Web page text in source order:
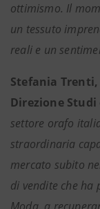
ottimismo. Il
un tessuto
reali e un
Stefania
Direzione Studi
settore orafo
straordinaria
mercato subito
di vendite che